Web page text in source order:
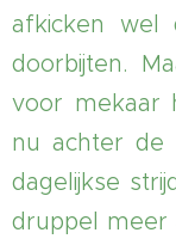
afkicken
doorbijten.
voor mekaar
nu achter de
dagelijkse
druppel meer